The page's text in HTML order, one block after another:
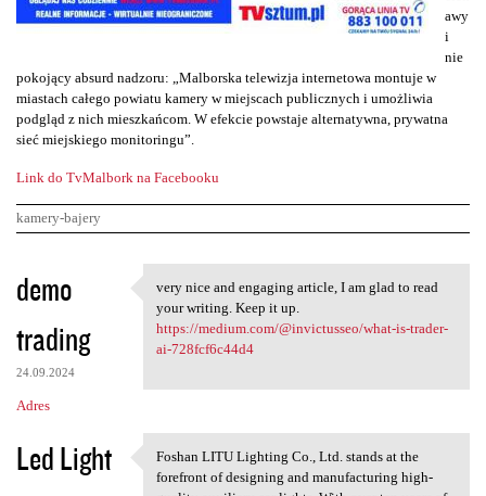
awy
i
nie
pokojący absurd nadzoru: „Malborska telewizja internetowa montuje w
miastach całego powiatu kamery w miejscach publicznych i umożliwia
podgląd z nich mieszkańcom. W efekcie powstaje alternatywna, prywatna
sieć miejskiego monitoringu”.
Link do TvMalbork na Facebooku
kamery-bajery
K
o
m
e
n
a
demo
trading
24.09.2024
Adres
very nice and engaging
very nice and engaging article, I am glad to read
your writing. Keep it up.
https://medium.com/@invictusseo/what-is-trader-
ai-728fcf6c44d4
Led Light
Foshan LITU Lighting Co., Ltd
Foshan LITU Lighting Co., Ltd. stands at the
forefront of designing and manufacturing high-